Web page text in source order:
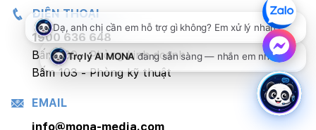
ĐIỆN THOẠI
1900 636 648
Bấm 109 - Phòng kinh doanh
Bấm 103 - Phòng kỹ thuật
EMAIL
info@mona-media.com